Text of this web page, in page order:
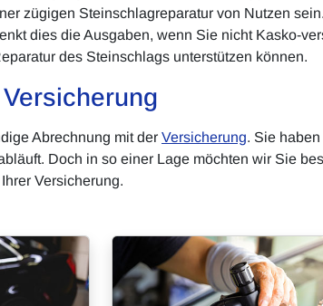
zügigen Steinschlagreparatur von Nutzen
dies die Ausgaben, wenn Sie nicht Kasko-
des Steinschlags unterstützen können.
Abrechnung mit der Versicherung. Sie
Doch in so einer Lage möchten wir Sie
Versicherung.